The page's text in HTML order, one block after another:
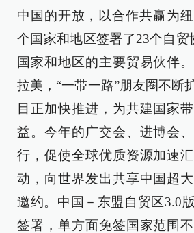
中国的开放，以合作共赢为
个国家和地区签署了23个自贸
国家和地区的主要贸易伙伴
拉美，“一带一路”朋友圈不断
目正加快推进，为共建国家
益。今年的广交会、进博会
行，促使全球优质资源加速
动，向世界发出共享中国超
邀约。中国－东盟自贸区3.0
签署，单方面免签国家范围